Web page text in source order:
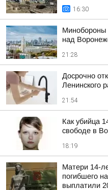
16:30
Минобороны
над
21:28
Досрочно
Ленинского
21:54
Как убийца
свободе в
18:19
Матери 14-
погибшего
выплатили